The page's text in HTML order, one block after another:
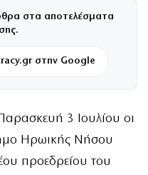
στα αποτελέσματα
στην Google
3 Ιουλίου οι
Ηρωικής Νήσου
προεδρείου του